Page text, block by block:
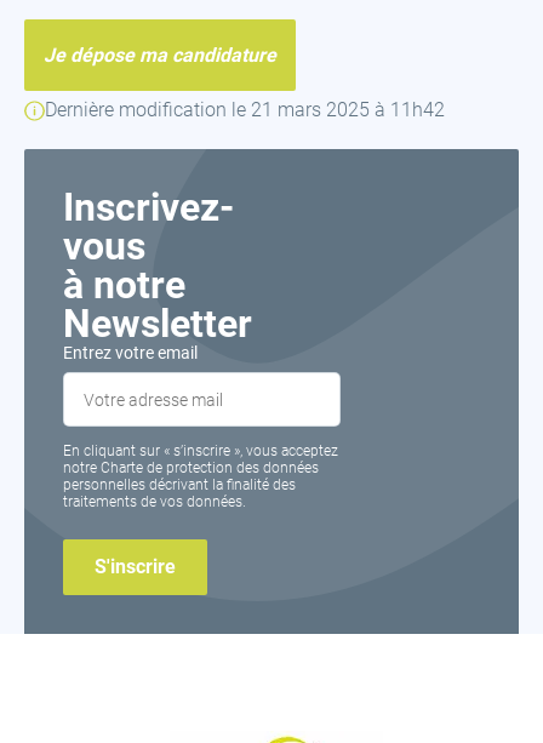
Je dépose ma candidature
Dernière modification le 21 mars 2025 à 11h42
Inscrivez-
vous
à notre
Newsletter
Entrez votre email
En cliquant sur « s’inscrire », vous acceptez
notre Charte de protection des données
personnelles décrivant la finalité des
traitements de vos données.